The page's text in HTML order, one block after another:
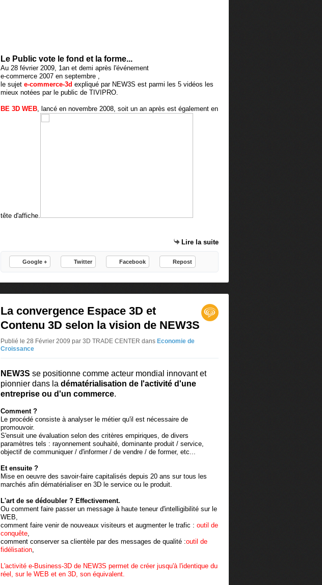
Le Public vote le fond et la forme...
Au 28 février 2009, 1an et demi après l'événement
e-commerce 2007 en septembre ,
le sujet e-commerce-3d expliqué par NEW3S est parmi les 5 vidéos les
mieux notées par le public de TIVIPRO.
BE 3D WEB, lancé en novembre 2008, soit un an après est également en
tête d'affiche.
Lire la suite
Google + Twitter Facebook Repost
La convergence Espace 3D et
Contenu 3D selon la vision de NEW3S
Publié le 28 Février 2009 par 3D TRADE CENTER dans Economie de
Croissance
NEW3S se positionne comme acteur mondial innovant et
pionnier dans la dématérialisation de l'activité d'une
entreprise ou d'un commerce.
Comment ?
Le procédé consiste à analyser le métier qu'il est nécessaire de
promouvoir.
S'ensuit une évaluation selon des critères empiriques, de divers
paramètres tels : rayonnement souhaité, dominante produit / service,
objectif de communiquer / d'informer / de vendre / de former, etc...
Et ensuite ?
Mise en oeuvre des savoir-faire capitalisés depuis 20 ans sur tous les
marchés afin dématérialiser en 3D le service ou le produit.
L'art de se dédoubler ? Effectivement.
Ou comment faire passer un message à haute teneur d'intelligibilité sur le
WEB,
comment faire venir de nouveaux visiteurs et augmenter le trafic : outil de
conquête,
comment conserver sa clientèle par des messages de qualité :outil de
fidélisation,
L'activité e-Business-3D de NEW3S permet de créer jusqu'à l'identique du
réel, sur le WEB et en 3D, son équivalent.